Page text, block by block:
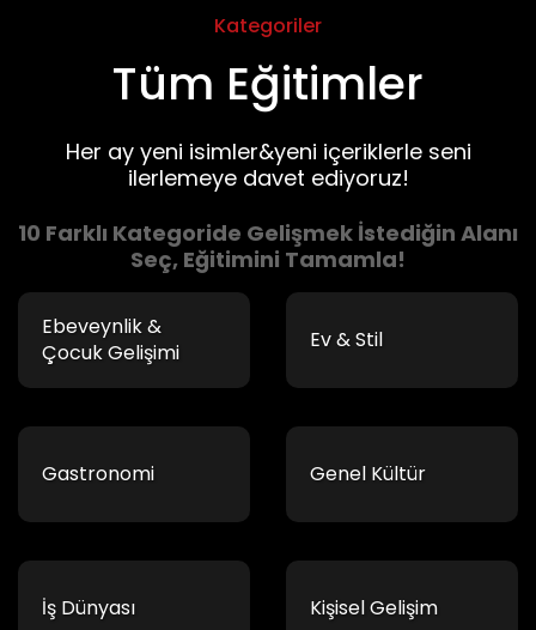
Kategoriler
Tüm Eğitimler
Her ay yeni isimler&yeni içeriklerle seni
ilerlemeye davet ediyoruz!
10 Farklı Kategoride Gelişmek İstediğin Alanı
Seç, Eğitimini Tamamla!
Ebeveynlik &
Çocuk Gelişimi
Ev & Stil
Gastronomi Genel Kültür
İş Dünyası Kişisel Gelişim